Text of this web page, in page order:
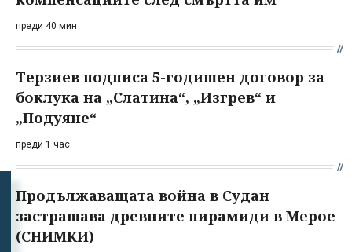
преди 40 мин
Терзиев подписа 5-годишен договор за
боклука на „Слатина“, „Изгрев“ и
„Подуяне“
преди 1 час
Продължаващата война в Судан
застрашава древните пирамиди в Мерое
(СНИМКИ)